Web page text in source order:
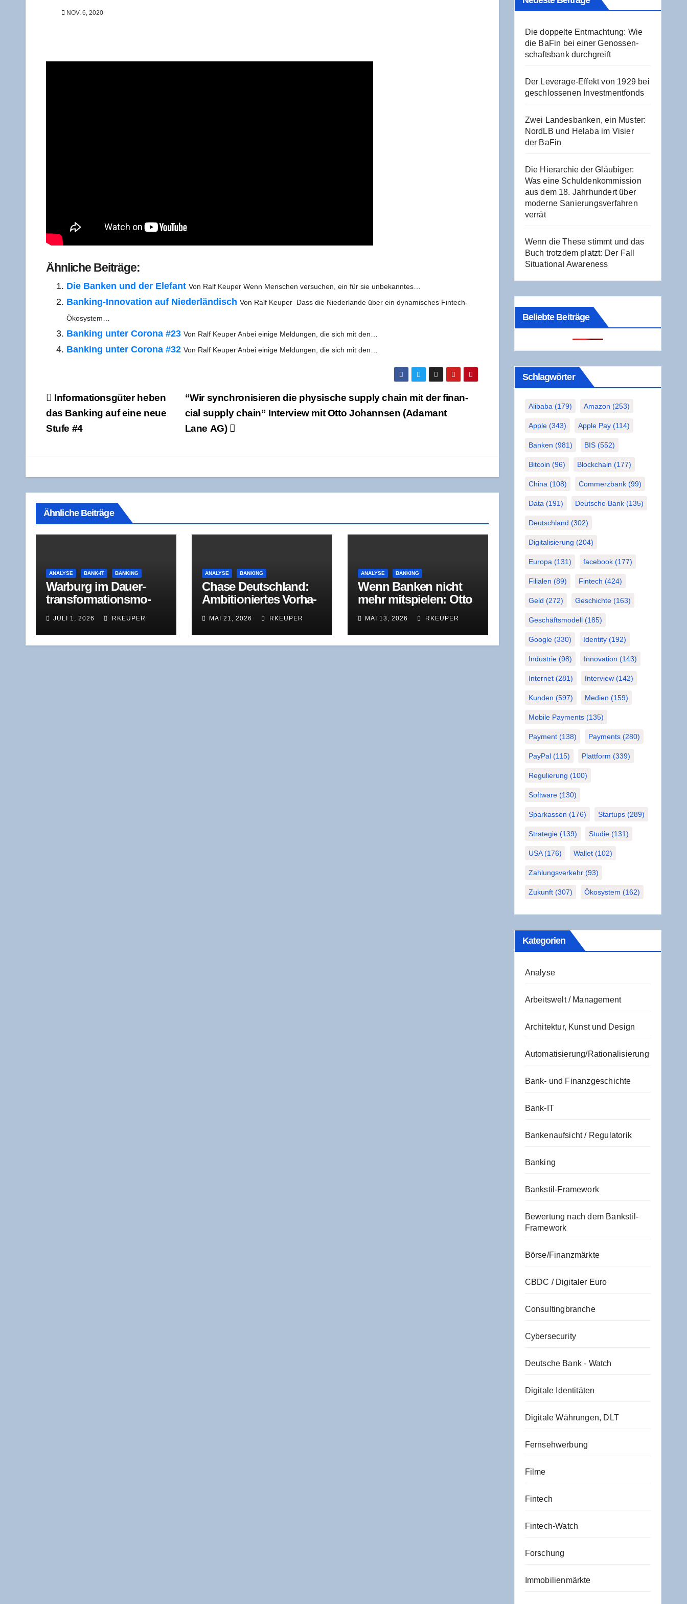
NOV. 6, 2020
Ähn­li­che Beiträge:
Die Ban­ken und der Ele­fant Von Ralf Keu­per Wenn Men­schen ver­su­chen, ein für sie unbekanntes…
Ban­king-Inno­­va­­ti­on auf Nie­der­län­disch Von Ralf Keu­per Dass die Nie­der­lan­de über ein dyna­mi­sches Fintech-
Ökosystem…
Ban­king unter Coro­na #23 Von Ralf Keu­per Anbei eini­ge Mel­dun­gen, die sich mit den…
Ban­king unter Coro­na #32 Von Ralf Keu­per Anbei eini­ge Mel­dun­gen, die sich mit den…
Beitragsnavigation
“Wir syn­chro­ni­sie­ren die phy­si­sche sup­p­ly chain mit der finan­
cial sup­p­ly chain” Inter­view mit Otto Johann­sen (Ada­mant
Lane AG)
Infor­ma­ti­ons­gü­ter heben
das Ban­king auf eine neue
Stu­fe #4
Ähnliche Beiträge
ANALYSE BANK-IT BANKING
War­burg im Dau­er­
trans­for­ma­ti­ons­mo­
ver­lust 2025 wirk­
lich zeigt
JULI 1, 2026 RKEUPER
ANALYSE BANKING
Cha­se Deutsch­land:
Ambi­tio­nier­tes Vor­ha­
Herausforderungen
MAI 21, 2026 RKEUPER
ANALYSE BANKING
Wenn Ban­ken nicht
mehr mit­spie­len: Otto
brik in der
Restrukturierung
MAI 13, 2026 RKEUPER
Die dop­pel­te Ent­mach­tung: Wie
die BaFin bei einer Genos­sen­
schafts­bank durchgreift
Der Levera­ge-Effekt von 1929 bei
geschlos­se­nen Investmentfonds
Zwei Lan­des­ban­ken, ein Mus­ter:
NordLB und Hela­ba im Visier
der BaFin
Die Hier­ar­chie der Gläu­bi­ger:
Was eine Schul­den­kom­mis­si­on
aus dem 18. Jahr­hun­dert über
moder­ne Sanie­rungs­ver­fah­ren
verrät
Wenn die The­se stimmt und das
Buch trotz­dem platzt: Der Fall
Situa­tio­nal Awareness
Beliebte Beiträge
Schlag­wör­ter
Alibaba (179) Amazon (253)
Apple(343) Apple Pay(114)
Banken (981) BIS(552)
Bitcoin (96) Blockchain (177)
China (108) Commerzbank(99)
Data (191) Deutsche Bank(135)
Deutschland (302)
Digitalisierung (204)
Europa (131) facebook(177)
Filialen (89) Fintech (424)
Geld (272) Geschichte(163)
Geschäftsmodell(185)
Google(330) Identity(192)
Industrie(98) Innovation (143)
Internet(281) Interview(142)
Kunden (597) Medien (159)
Mobile Payments(135)
Payment(138) Payments(280)
PayPal(115) Plattform (339)
Regulierung (100)
Software(130)
Sparkassen (176) Startups(289)
Strategie(139) Studie(131)
USA(176) Wallet(102)
Zahlungsverkehr(93)
Zukunft(307) Ökosystem (162)
Kate­go­rien
Analyse
Arbeitswelt / Management
Architektur, Kunst und Design
Automatisierung/Rationalisierung
Bank- und Finanzgeschichte
Bank-IT
Bankenaufsicht / Regulatorik
Banking
Bankstil-Framework
Bewertung nach dem Bankstil-
Framework
Börse/Finanzmärkte
CBDC / Digitaler Euro
Consultingbranche
Cybersecurity
Deutsche Bank - Watch
Digitale Identitäten
Digitale Währungen, DLT
Fernsehwerbung
Filme
Fintech
Fintech-Watch
Forschung
Immobilienmärkte